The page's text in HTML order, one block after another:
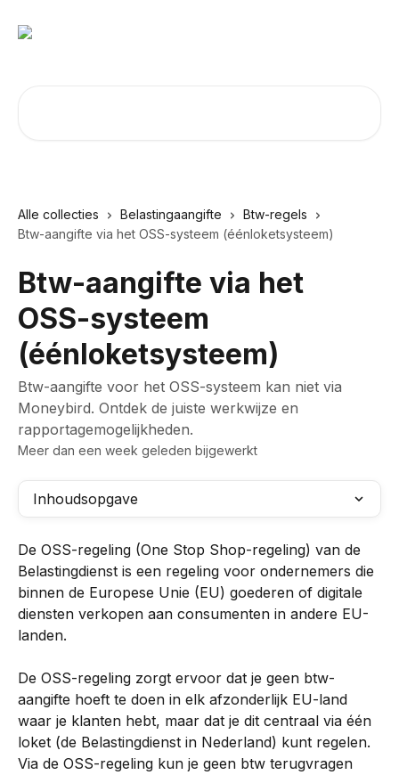
Alle collecties Belastingaangifte
Btw-regels
Btw-aangifte via het OSS-systeem (éénloketsysteem)
Btw-aangifte via het
OSS-systeem
(éénloketsysteem)
Btw-aangifte voor het OSS-systeem kan niet via
Moneybird. Ontdek de juiste werkwijze en
rapportagemogelijkheden.
Meer dan een week geleden bijgewerkt
Inhoudsopgave
De OSS-regeling (One Stop Shop-regeling) van de
Belastingdienst is een regeling voor ondernemers die
binnen de Europese Unie (EU) goederen of digitale
diensten verkopen aan consumenten in andere EU-
landen.
De OSS-regeling zorgt ervoor dat je geen btw-
aangifte hoeft te doen in elk afzonderlijk EU-land
waar je klanten hebt, maar dat je dit centraal via één
loket (de Belastingdienst in Nederland) kunt regelen.
Via de OSS-regeling kun je geen btw terugvragen